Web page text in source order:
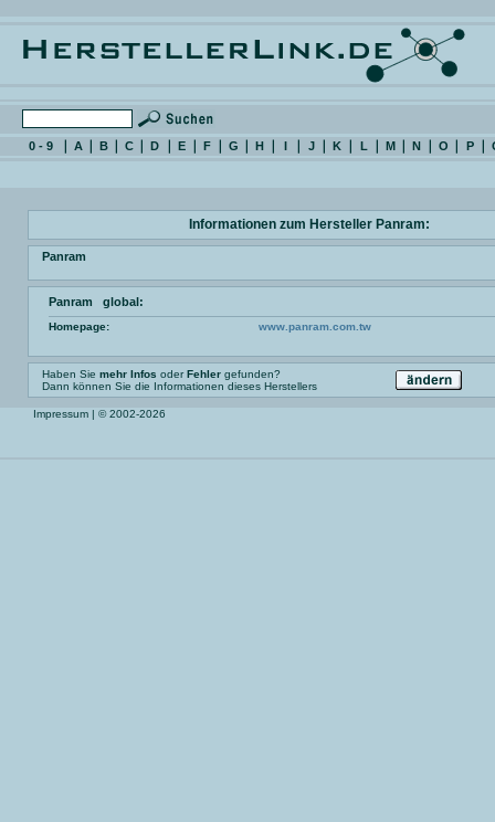
0 - 9 A B C D E F G H I J K L M N O P
Informationen zum Hersteller Panram:
Panram
Panram global:
Homepage: www.panram.com.tw
Haben Sie mehr Infos oderFehler gefunden?
Dann können Sie die Informationen dieses Herstellers
Impressum | © 2002-2026